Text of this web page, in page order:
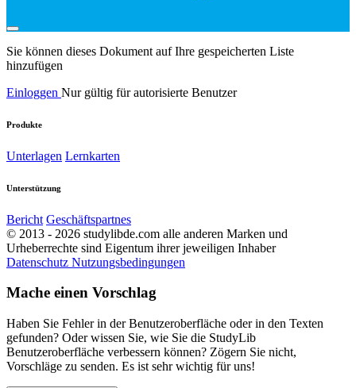
Sie können dieses Dokument auf Ihre gespeicherten Liste
hinzufügen
Einloggen Nur gültig für autorisierte Benutzer
Produkte
Unterlagen Lernkarten
Unterstützung
Bericht Geschäftspartnes
© 2013 - 2026 studylibde.com alle anderen Marken und
Urheberrechte sind Eigentum ihrer jeweiligen Inhaber
Datenschutz Nutzungsbedingungen
Mache einen Vorschlag
Haben Sie Fehler in der Benutzeroberfläche oder in den Texten
gefunden? Oder wissen Sie, wie Sie die StudyLib
Benutzeroberfläche verbessern können? Zögern Sie nicht,
Vorschläge zu senden. Es ist sehr wichtig für uns!